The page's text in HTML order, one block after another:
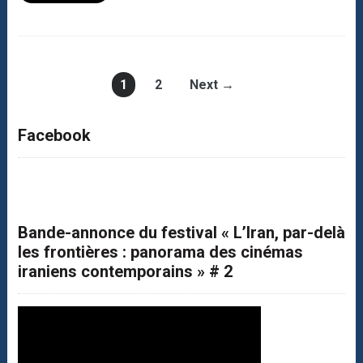
1 2 Next →
Facebook
Bande-annonce du festival « L’Iran, par-delà
les frontières : panorama des cinémas
iraniens contemporains » # 2